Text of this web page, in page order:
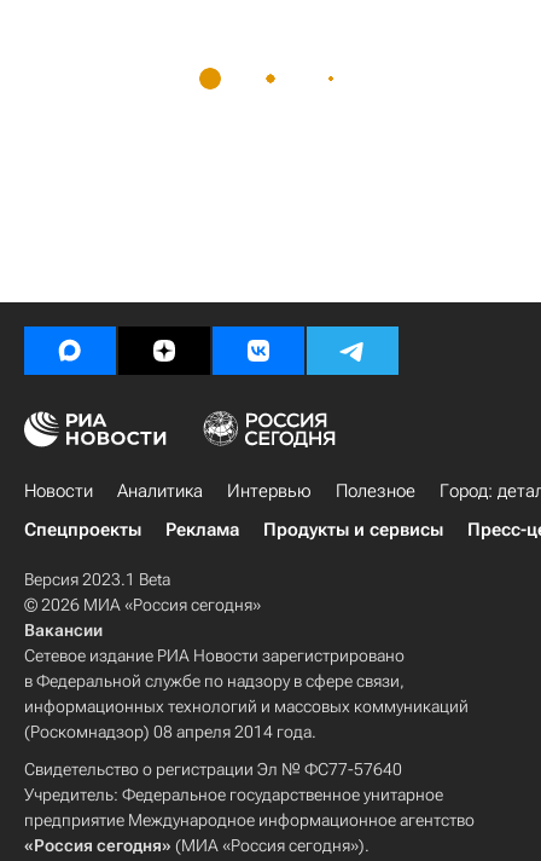
Новости Аналитика Интервью Полезное
Город:
Спецпроекты
Реклама Продукты и сервисы Пресс-
Версия 2023.1 Beta
© 2026 МИА «Россия сегодня»
Вакансии
Сетевое издание РИА Новости зарегистрировано
в Федеральной службе по надзору в сфере связи,
информационных технологий и массовых коммуникаций
(Роскомнадзор) 08 апреля 2014 года.
Свидетельство о регистрации Эл № ФС77-57640
Учредитель: Федеральное государственное унитарное
предприятие Международное информационное агентство
«Россия сегодня» (МИА «Россия сегодня»).